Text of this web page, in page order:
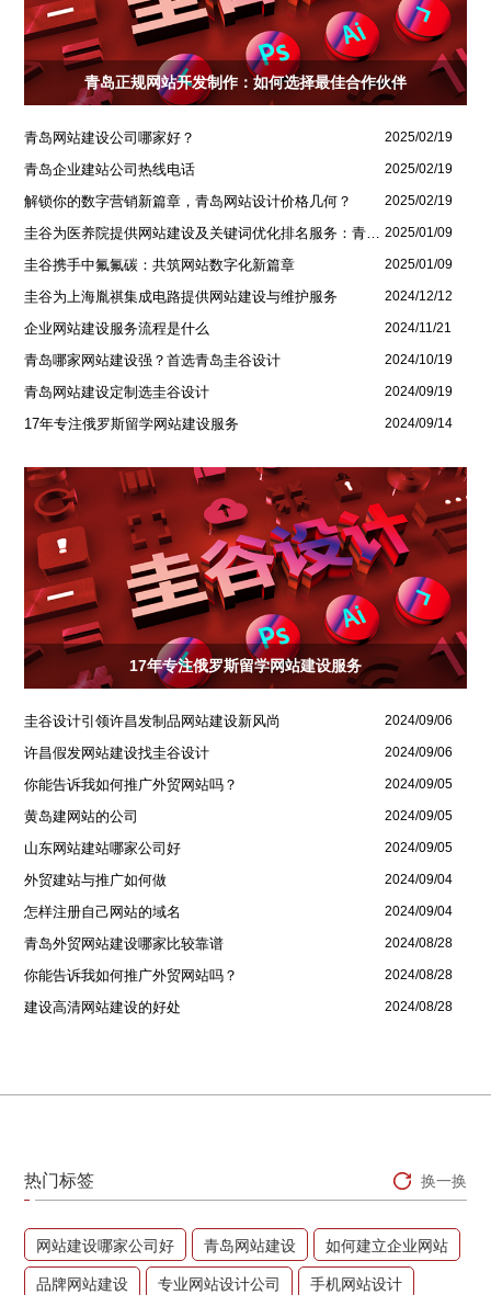
青岛正规网站开发制作：如何选择最佳合作伙伴
青岛网站建设公司哪家好？ 2025/02/19
青岛企业建站公司热线电话 2025/02/19
解锁你的数字营销新篇章，青岛网站设计价格几何？ 2025/02/19
2025/01/09
圭谷携手中氟氟碳：共筑网站数字化新篇章 2025/01/09
圭谷为上海胤祺集成电路提供网站建设与维护服务 2024/12/12
企业网站建设服务流程是什么 2024/11/21
青岛哪家网站建设强？首选青岛圭谷设计 2024/10/19
青岛网站建设定制选圭谷设计 2024/09/19
17年专注俄罗斯留学网站建设服务 2024/09/14
17年专注俄罗斯留学网站建设服务
圭谷设计引领许昌发制品网站建设新风尚 2024/09/06
许昌假发网站建设找圭谷设计 2024/09/06
你能告诉我如何推广外贸网站吗？ 2024/09/05
黄岛建网站的公司 2024/09/05
山东网站建站哪家公司好 2024/09/05
外贸建站与推广如何做 2024/09/04
怎样注册自己网站的域名 2024/09/04
青岛外贸网站建设哪家比较靠谱 2024/08/28
你能告诉我如何推广外贸网站吗？ 2024/08/28
建设高清网站建设的好处 2024/08/28
热门标签 换一换
网站建设哪家公司好 青岛网站建设 如何建立企业网站
品牌网站建设 专业网站设计公司 手机网站设计